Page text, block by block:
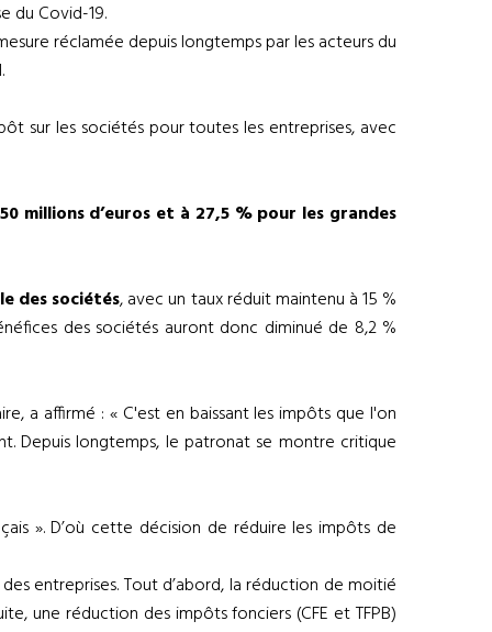
du Covid-19.
réclamée depuis longtemps par les acteurs du
sur les sociétés pour toutes les entreprises, avec
millions d’euros et à 27,5 % pour les grandes
des sociétés, avec un taux réduit maintenu à 15 %
des sociétés auront donc diminué de 8,2 %
a affirmé : « C'est en baissant les impôts que l'on
Depuis longtemps, le patronat se montre critique
». D’où cette décision de réduire les impôts de
entreprises. Tout d’abord, la réduction de moitié
une réduction des impôts fonciers (CFE et TFPB)